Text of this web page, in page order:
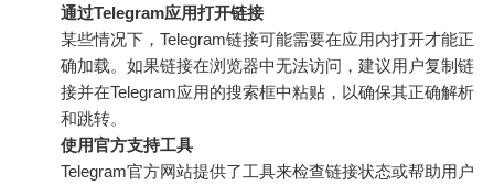
通过Telegram应用打开链接
某些情况下，Telegram链接可能需要在应用内打开才能正
确加载。如果链接在浏览器中无法访问，建议用户复制链
接并在Telegram应用的搜索框中粘贴，以确保其正确解析
和跳转。
使用官方支持工具
Telegram官方网站提供了工具来检查链接状态或帮助用户